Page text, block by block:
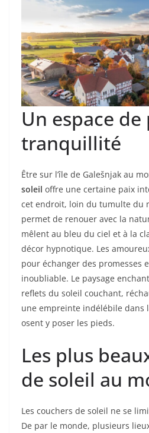
Un espace
tranquillité
Être sur l’île de Galešnjak au
soleil offre une certaine paix
cet endroit, loin du tumulte du
permet de renouer avec la
mêlent au bleu du ciel et à la
décor hypnotique. Les
pour échanger des promesses
inoubliable. Le paysage
reflets du soleil couchant,
une empreinte indélébile dans
osent y poser les pieds.
Les plus
de soleil au
Les couchers de soleil ne se
De par le monde, plusieurs